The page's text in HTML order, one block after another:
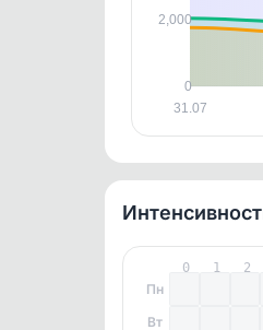
31.07
2,000
0
0 1 2
Пн
Вт